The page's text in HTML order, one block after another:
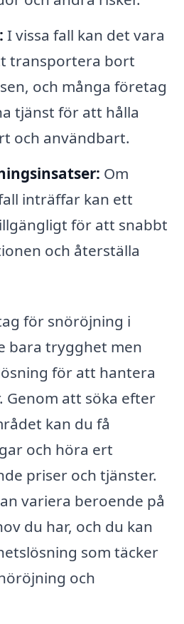
I vissa fall kan det vara
transportera bort
och många företag
tjänst för att hålla
och användbart.
Om
inträffar kan ett
för att snabbt
och återställa
för snöröjning i
bara trygghet men
för att hantera
att söka efter
kan du få
och höra ert
priser och tjänster.
variera beroende på
du har, och du kan
som täcker
och